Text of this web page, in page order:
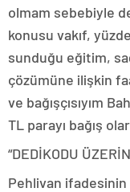
olmam sebebiyle
konusu vakıf,
sunduğu eğitim,
çözümüne ilişkin
ve bağışçısıyım
TL parayı bağış
“DEDİKODU
Pehlivan ifadesinin